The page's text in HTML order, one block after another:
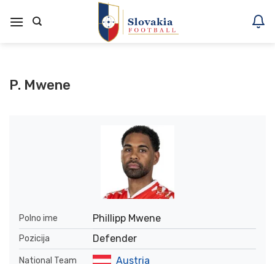
na
P. Mwene
Polno ime Phillipp Mwene
Pozicija Defender
National Team Austria